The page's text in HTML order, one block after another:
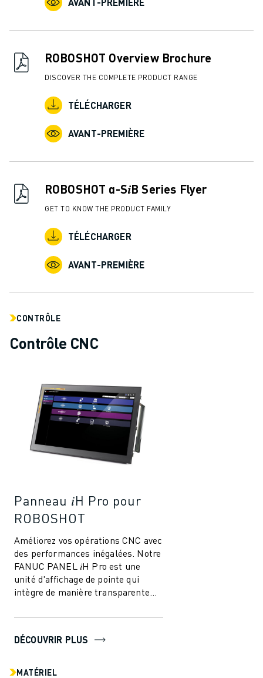
ROBOSHOT Overview Brochure
DISCOVER THE COMPLETE PRODUCT RANGE
TÉLÉCHARGER
AVANT-PREMIÈRE
ROBOSHOT α-S𝑖B Series Flyer
GET TO KNOW THE PRODUCT FAMILY
TÉLÉCHARGER
AVANT-PREMIÈRE
CONTRÔLE
Contrôle CNC
Panneau 𝑖H Pro pour
ROBOSHOT
Améliorez vos opérations CNC avec
des performances inégalées. Notre
FANUC PANEL 𝑖H Pro est une
unité d'affichage de pointe qui
intègre de manière transparente
CNC,...
DÉCOUVRIR PLUS
MATÉRIEL